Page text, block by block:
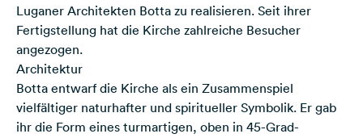
Luganer Architekten Botta zu realisieren. Seit ihrer
Fertigstellung hat die Kirche zahlreiche Besucher
angezogen.
Architektur
Botta entwarf die Kirche als ein Zusammenspiel
vielfältiger naturhafter und spiritueller Symbolik. Er gab
ihr die Form eines turmartigen, oben in 45-Grad-